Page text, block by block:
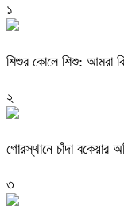
১
শিশুর কোলে শিশু: আমরা
২
গোরস্থানে চাঁদা বকেয়ার
৩